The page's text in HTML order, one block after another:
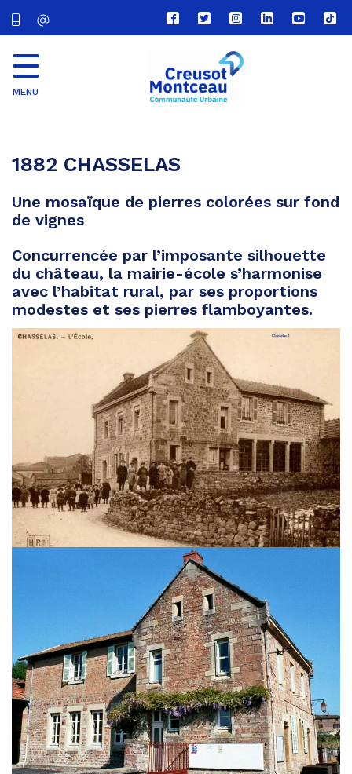
Lien
vers
compte
Facebook
Lien
vers
compte
Twitter
Lien
vers
le
compte
Lien
vers
Lien
vers
Lien
vers
MENU
1882 CHASSELAS
Une mosaïque de pierres colorées sur fond
de vignes
Concurrencée par l’imposante silhouette
du château, la mairie-école s’harmonise
avec l’habitat rural, par ses proportions
modestes et ses pierres flamboyantes.